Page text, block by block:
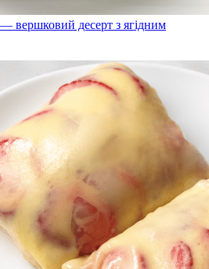
вершковий десерт з ягідним